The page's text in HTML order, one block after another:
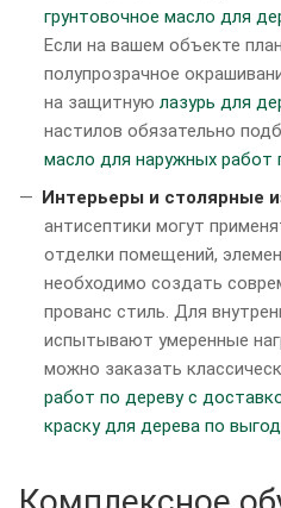
грунтовочное масло для
Если на вашем объекте
полупрозрачное
на защитную лазурь для
настилов обязательно
масло для наружных работ
Интерьеры и столярные
антисептики могут
отделки помещений,
необходимо создать
прованс стиль. Для
испытывают умеренные
можно заказать
работ по дереву с
краску для дерева по